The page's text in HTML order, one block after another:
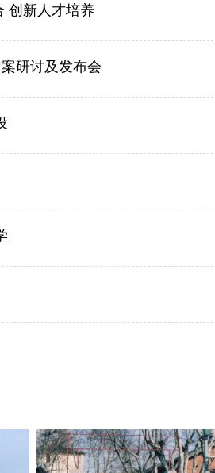
创新人才培养
研讨及发布会